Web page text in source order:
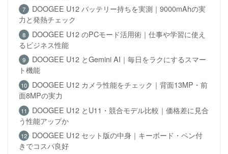
DOOGEE U12 バッテリー持ちを実測｜9000mAhの実
力と発熱チェック
DOOGEE U12 のPCモード活用術｜仕事や学習に使え
るビジネス性能
DOOGEE U12 とGemini AI｜毎日をラクにするスマー
ト機能
DOOGEE U12 カメラ性能をチェック｜背面13MP・前
面8MPの実力
DOOGEE U12 とU11・競合モデル比較｜価格差に見合
う性能アップか
DOOGEE U12 セット版の中身｜キーボード・ペン付
きでコスパ良好